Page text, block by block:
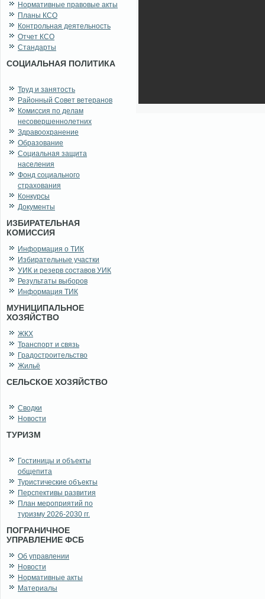
Нормативные правовые акты
Планы КСО
Контрольная деятельность
Отчет КСО
Стандарты
СОЦИАЛЬНАЯ ПОЛИТИКА
Труд и занятость
Районный Совет ветеранов
Комиссия по делам
несовершеннолетних
Здравоохранение
Образование
Социальная защита
населения
Фонд социального
страхования
Конкурсы
Документы
ИЗБИРАТЕЛЬНАЯ
КОМИССИЯ
Информация о ТИК
Избирательные участки
УИК и резерв составов УИК
Результаты выборов
Информация ТИК
МУНИЦИПАЛЬНОЕ
ХОЗЯЙСТВО
ЖКХ
Транспорт и связь
Градостроительство
Жильё
СЕЛЬСКОЕ ХОЗЯЙСТВО
Сводки
Новости
ТУРИЗМ
Гостиницы и объекты
общепита
Туристические объекты
Перспективы развития
План мероприятий по
туризму 2026-2030 гг.
ПОГРАНИЧНОЕ
УПРАВЛЕНИЕ ФСБ
Об управлении
Новости
Нормативные акты
Материалы